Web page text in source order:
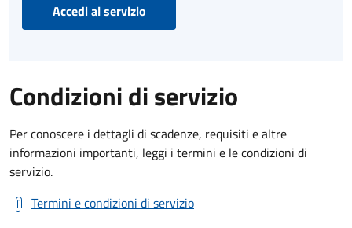
Accedi al servizio
Condizioni di servizio
Per conoscere i dettagli di scadenze, requisiti e altre
informazioni importanti, leggi i termini e le condizioni di
servizio.
Termini e condizioni di servizio